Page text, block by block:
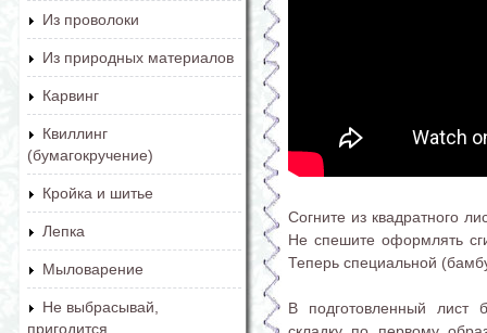
Из проволоки
Из природных материалов
Карвинг
Квиллинг
(бумагокручение)
Кройка и шитье
Лепка
Мыловарение
Не выбрасывай,
пригодится
Согните из квадратного
Не спешите оформлять
Теперь специальной
В подготовленный лист